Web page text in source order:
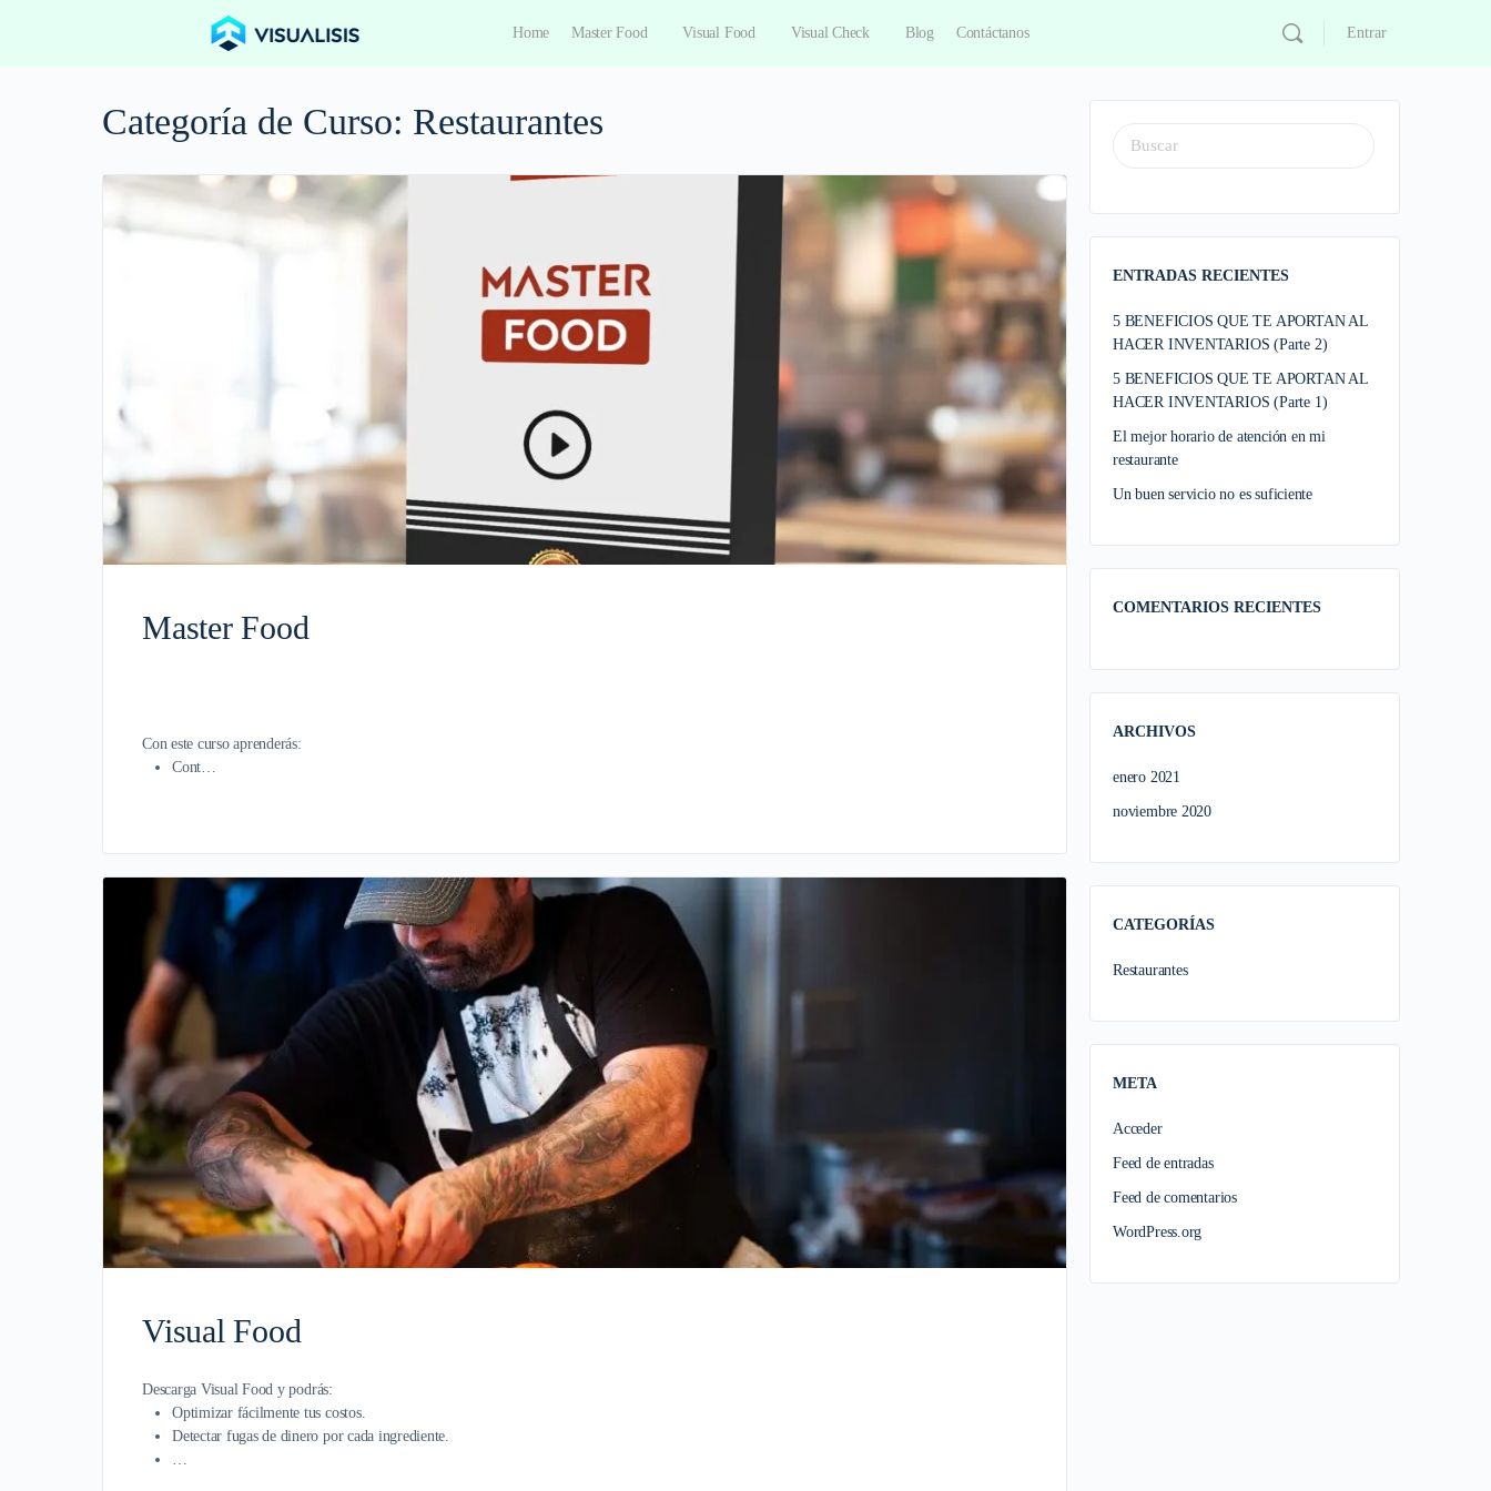
Home Master Food Visual Food Visual Check Blog Contáctanos Entrar
Categoría de Curso: Restaurantes
Master Food
Con este curso aprenderás:
Cont…
Visual Food
Descarga Visual Food y podrás:
Optimizar fácilmente tus costos.
Detectar fugas de dinero por cada ingrediente.
ENTRADAS RECIENTES
5 BENEFICIOS QUE TE APORTAN AL
HACER INVENTARIOS (Parte 2)
5 BENEFICIOS QUE TE APORTAN AL
HACER INVENTARIOS (Parte 1)
El mejor horario de atención en mi
restaurante
Un buen servicio no es suficiente
COMENTARIOS RECIENTES
ARCHIVOS
enero 2021
noviembre 2020
CATEGORÍAS
Restaurantes
META
Acceder
Feed de entradas
Feed de comentarios
WordPress.org